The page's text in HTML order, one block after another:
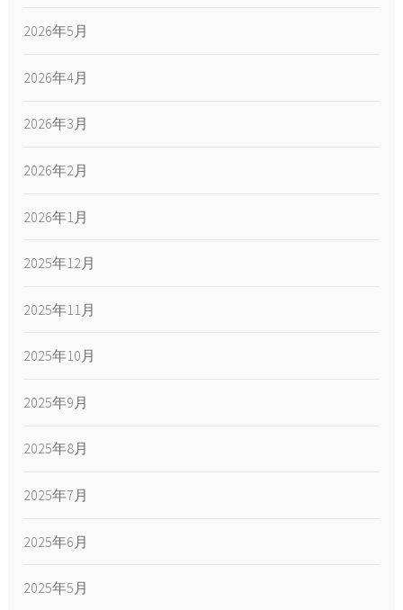
2026年5月
2026年4月
2026年3月
2026年2月
2026年1月
2025年12月
2025年11月
2025年10月
2025年9月
2025年8月
2025年7月
2025年6月
2025年5月